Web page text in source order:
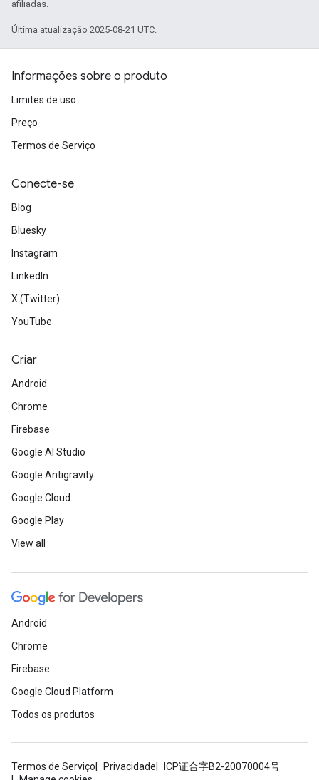
afiliadas.
Última atualização 2025-08-21 UTC.
Informações sobre o produto
Limites de uso
Preço
Termos de Serviço
Conecte-se
Blog
Bluesky
Instagram
LinkedIn
X (Twitter)
YouTube
Criar
Android
Chrome
Firebase
Google AI Studio
Google Antigravity
Google Cloud
Google Play
View all
Android
Chrome
Firebase
Google Cloud Platform
Todos os produtos
Termos de Serviço Privacidade
ICP证合字B2-20070004号